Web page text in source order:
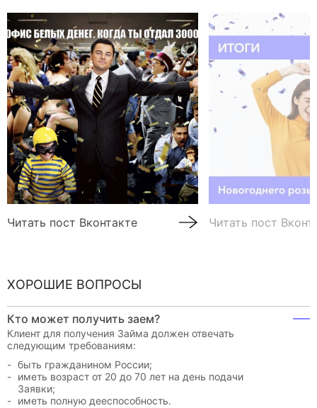
Читать пост Вконтакте Читать пост
ХОРОШИЕ ВОПРОСЫ
Кто может получить заем?
Клиент для получения Займа должен отвечать
следующим требованиям:
быть гражданином России;
иметь возраст от 20 до 70 лет на день подачи
Заявки;
иметь полную дееспособность.